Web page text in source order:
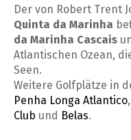
Der von Robert Trent
Quinta da Marinha
da Marinha Cascais
Atlantischen Ozean,
Seen.
Weitere Golfplätze in
Penha Longa Atlantico,
Club und Belas.